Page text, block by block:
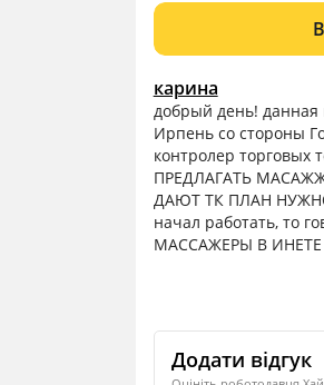
карина
добрый день! данная
Ирпень со стороны
контролер
ПРЕДЛАГАТЬ
ДАЮТ ТК ПЛАН НУЖНО
начал работать, то
МАССАЖЕРЫ В
Додати відгук